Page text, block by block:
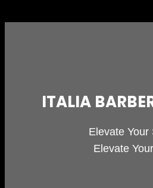
ITALIA
Elevate Your
Elevate